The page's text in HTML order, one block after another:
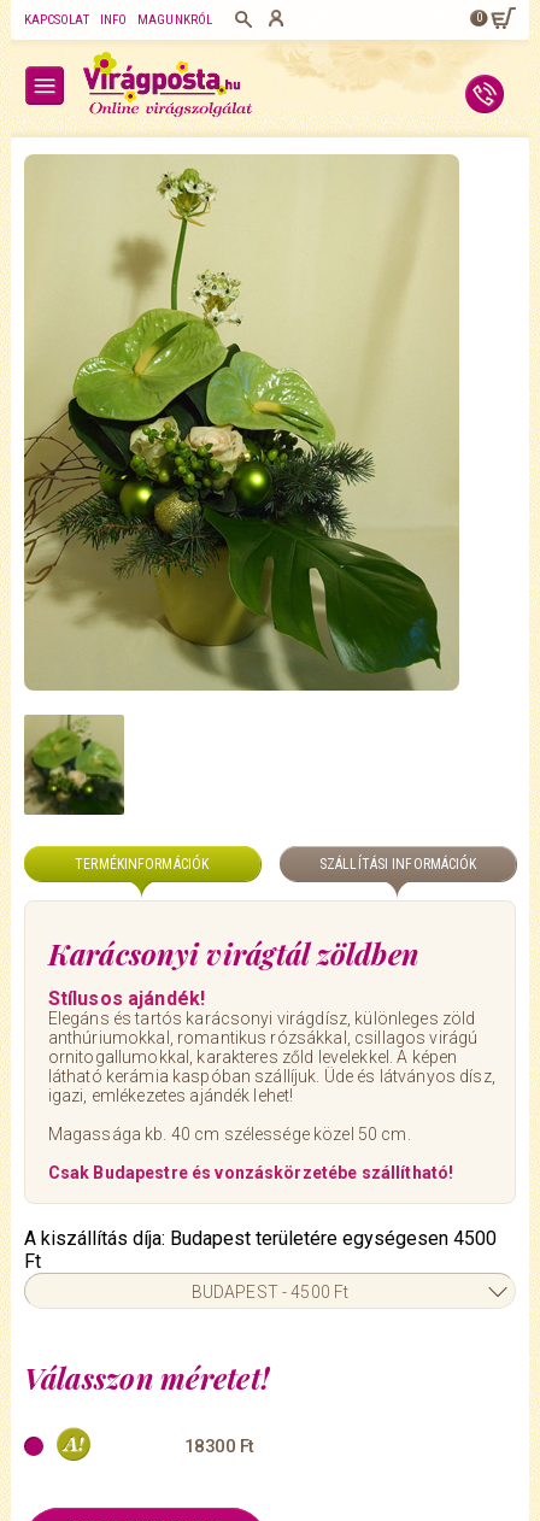
KAPCSOLAT INFO MAGUNKRÓL 0
TERMÉKINFORMÁCIÓK SZÁLLÍTÁSI INFORMÁCIÓK
Karácsonyi virágtál zöldben
Stílusos ajándék!
Elegáns és tartós karácsonyi virágdísz, különleges zöld
anthúriumokkal, romantikus rózsákkal, csillagos virágú
ornitogallumokkal, karakteres zőld levelekkel. A képen
látható kerámia kaspóban szállíjuk. Üde és látványos dísz,
igazi, emlékezetes ajándék lehet!
Magassága kb. 40 cm szélessége közel 50 cm.
Csak Budapestre és vonzáskörzetébe szállítható!
Válasszon méretet!
18300 Ft
A kiszállítás díja: Budapest területére egységesen 4500
Ft
BUDAPEST - 4500 Ft